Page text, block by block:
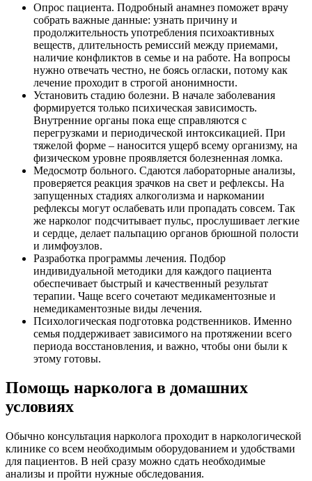
Опрос пациента. Подробный анамнез поможет врачу
собрать важные данные: узнать причину и
продолжительность употребления психоактивных
веществ, длительность ремиссий между приемами,
наличие конфликтов в семье и на работе. На вопросы
нужно отвечать честно, не боясь огласки, потому как
лечение проходит в строгой анонимности.
Установить стадию болезни. В начале заболевания
формируется только психическая зависимость.
Внутренние органы пока еще справляются с
перегрузками и периодической интоксикацией. При
тяжелой форме – наносится ущерб всему организму, на
физическом уровне проявляется болезненная ломка.
Медосмотр больного. Сдаются лабораторные анализы,
проверяется реакция зрачков на свет и рефлексы. На
запущенных стадиях алкоголизма и наркомании
рефлексы могут ослабевать или пропадать совсем. Так
же нарколог подсчитывает пульс, прослушивает легкие
и сердце, делает пальпацию органов брюшной полости
и лимфоузлов.
Разработка программы лечения. Подбор
индивидуальной методики для каждого пациента
обеспечивает быстрый и качественный результат
терапии. Чаще всего сочетают медикаментозные и
немедикаментозные виды лечения.
Психологическая подготовка родственников. Именно
семья поддерживает зависимого на протяжении всего
периода восстановления, и важно, чтобы они были к
этому готовы.
Помощь нарколога в домашних
условиях
Обычно консультация нарколога проходит в наркологической
клинике со всем необходимым оборудованием и удобствами
для пациентов. В ней сразу можно сдать необходимые
анализы и пройти нужные обследования.